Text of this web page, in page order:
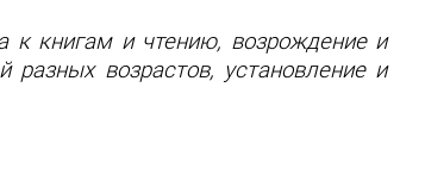
к книгам и чтению, возрождение и
разных возрастов, установление и